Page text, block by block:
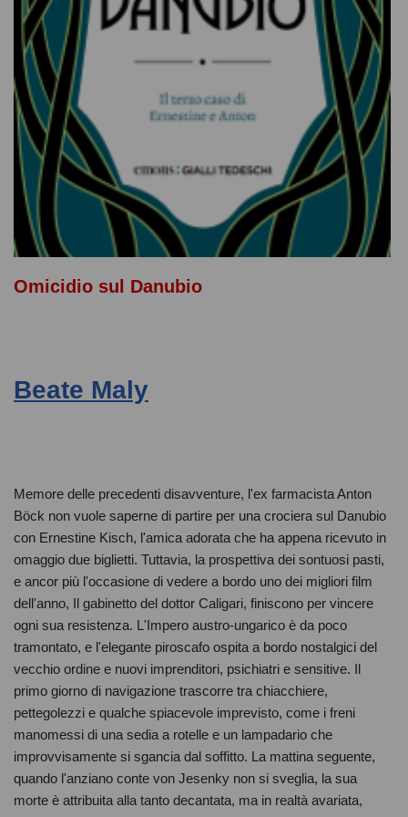
Omicidio sul Danubio
Beate Maly
Memore delle precedenti disavventure, l'ex farmacista Anton
Böck non vuole saperne di partire per una crociera sul Danubio
con Ernestine Kisch, l'amica adorata che ha appena ricevuto in
omaggio due biglietti. Tuttavia, la prospettiva dei sontuosi pasti,
e ancor più l'occasione di vedere a bordo uno dei migliori film
dell'anno, Il gabinetto del dottor Caligari, finiscono per vincere
ogni sua resistenza. L'Impero austro-ungarico è da poco
tramontato, e l'elegante piroscafo ospita a bordo nostalgici del
vecchio ordine e nuovi imprenditori, psichiatri e sensitive. Il
primo giorno di navigazione trascorre tra chiacchiere,
pettegolezzi e qualche spiacevole imprevisto, come i freni
manomessi di una sedia a rotelle e un lampadario che
improvvisamente si sgancia dal soffitto. La mattina seguente,
quando l'anziano conte von Jesenky non si sveglia, la sua
morte è attribuita alla tanto decantata, ma in realtà avariata,